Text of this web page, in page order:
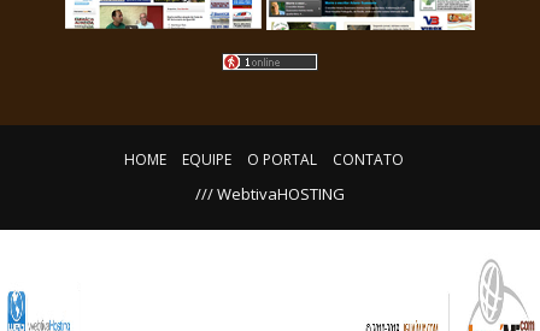
HOME EQUIPE O PORTAL CONTATO
/// WebtivaHOSTING